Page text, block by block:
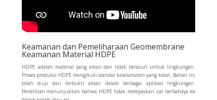
Keamanan dan Pemeliharaan Geomembrane
Keamanan Material HDPE
HDPE adalah material yang aman dan tidak beracun untuk lingkungan.
Proses produksi HDPE mengikuti standar keselamatan yang ketat. Bahan ini
telah diuji dan terbukti aman dalam berbagai aplikasi lingkungan.
Penelitian menunjukkan bahwa HDPE tidak melepaskan zat berbahaya ke